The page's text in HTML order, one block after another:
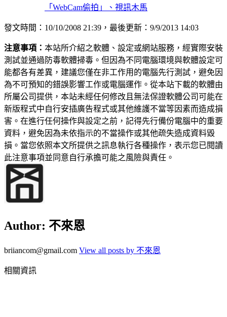
「WebCam偷拍」、視訊木馬
發文時間：10/10/2008 21:39，最後更新：9/9/2013 14:03
注意事項： 本站所介紹之軟體、設定或網站服務，經實際安裝
測試並通過防毒軟體掃毒。但因為不同電腦環境與軟體設定可
能都各有差異，建議您僅在非工作用的電腦先行測試，避免因
為不可預知的錯誤影響工作或電腦運作。從本站下載的軟體由
所屬公司提供，本站未經任何修改且無法保證軟體公司可能在
新版程式中自行安插廣告程式或其他維護不當等因素而造成損
害。在進行任何操作與設定之前，記得先行備份電腦中的重要
資料，避免因為未依指示的不當操作或其他疏失造成資料毀
損。當您依照本文所提供之訊息執行各種操作，表示您已閱讀
此注意事項並同意自行承擔可能之風險與責任。
Author: 不來恩
briiancom@gmail.com View all posts by 不來恩
相關資訊